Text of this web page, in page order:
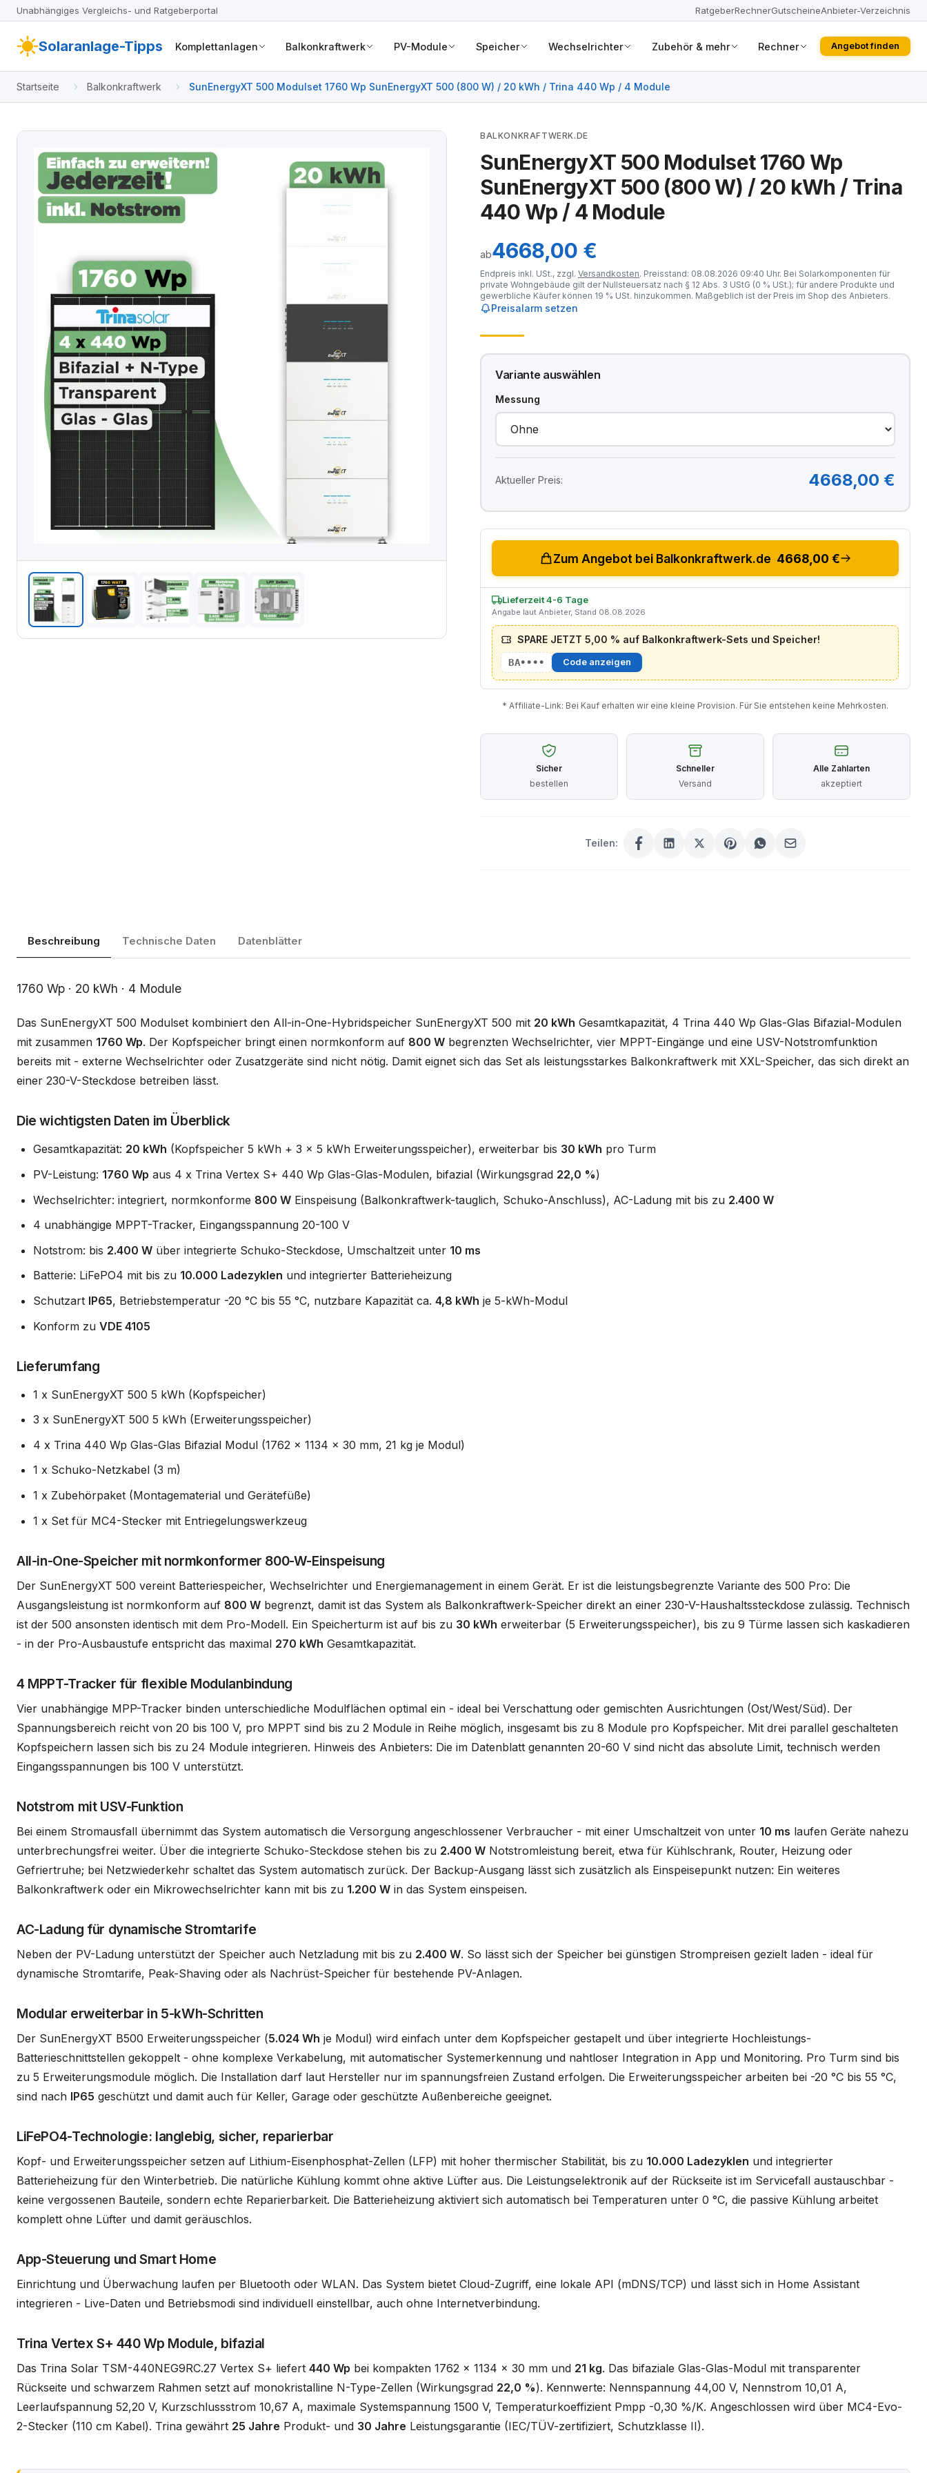
Unabhängiges Vergleichs- und Ratgeberportal RatgeberRechnerGutscheineAnbieter-Verzeichnis
Solaranlage-Tipps Komplettanlagen Balkonkraftwerk PV-Module Speicher Wechselrichter Zubehör & mehr Rechner Angebot finden
Startseite Balkonkraftwerk SunEnergyXT 500 Modulset 1760 Wp SunEnergyXT 500 (800 W) / 20 kWh / Trina 440 Wp / 4 Module
BALKONKRAFTWERK.DE
SunEnergyXT 500 Modulset 1760 Wp
SunEnergyXT 500 (800 W) / 20 kWh / Trina
440 Wp / 4 Module
ab4668,00 €
Endpreis inkl. USt., zzgl. Versandkosten. Preisstand: 08.08.2026 09:40 Uhr. Bei Solarkomponenten für
private Wohngebäude gilt der Nullsteuersatz nach § 12 Abs. 3 UStG (0 % USt.); für andere Produkte und
gewerbliche Käufer können 19 % USt. hinzukommen. Maßgeblich ist der Preis im Shop des Anbieters.
Preisalarm setzen
Variante auswählen
Messung
Aktueller Preis: 4668,00 €
Zum Angebot bei Balkonkraftwerk.de 4668,00 €
Lieferzeit 4-6 Tage
Angabe laut Anbieter, Stand 08.08.2026
SPARE JETZT 5,00 % auf Balkonkraftwerk-Sets und Speicher!
BA•••• Code anzeigen
* Affiliate-Link: Bei Kauf erhalten wir eine kleine Provision. Für Sie entstehen keine Mehrkosten.
Sicher
bestellen
Schneller
Versand
Alle Zahlarten
akzeptiert
Teilen:
Beschreibung Technische Daten Datenblätter
Beschreibung
1760 Wp · 20 kWh · 4 Module
Das SunEnergyXT 500 Modulset kombiniert den All-in-One-Hybridspeicher SunEnergyXT 500 mit 20 kWh Gesamtkapazität, 4 Trina 440 Wp Glas-Glas Bifazial-Modulen
mit zusammen 1760 Wp. Der Kopfspeicher bringt einen normkonform auf 800 W begrenzten Wechselrichter, vier MPPT-Eingänge und eine USV-Notstromfunktion
bereits mit - externe Wechselrichter oder Zusatzgeräte sind nicht nötig. Damit eignet sich das Set als leistungsstarkes Balkonkraftwerk mit XXL-Speicher, das sich direkt an
einer 230-V-Steckdose betreiben lässt.
Die wichtigsten Daten im Überblick
Gesamtkapazität: 20 kWh (Kopfspeicher 5 kWh + 3 x 5 kWh Erweiterungsspeicher), erweiterbar bis 30 kWh pro Turm
PV-Leistung: 1760 Wp aus 4 x Trina Vertex S+ 440 Wp Glas-Glas-Modulen, bifazial (Wirkungsgrad 22,0 %)
Wechselrichter: integriert, normkonforme 800 W Einspeisung (Balkonkraftwerk-tauglich, Schuko-Anschluss), AC-Ladung mit bis zu 2.400 W
4 unabhängige MPPT-Tracker, Eingangsspannung 20-100 V
Notstrom: bis 2.400 W über integrierte Schuko-Steckdose, Umschaltzeit unter 10 ms
Batterie: LiFePO4 mit bis zu 10.000 Ladezyklen und integrierter Batterieheizung
Schutzart IP65, Betriebstemperatur -20 °C bis 55 °C, nutzbare Kapazität ca. 4,8 kWh je 5-kWh-Modul
Konform zu VDE 4105
Lieferumfang
1 x SunEnergyXT 500 5 kWh (Kopfspeicher)
3 x SunEnergyXT 500 5 kWh (Erweiterungsspeicher)
4 x Trina 440 Wp Glas-Glas Bifazial Modul (1762 x 1134 x 30 mm, 21 kg je Modul)
1 x Schuko-Netzkabel (3 m)
1 x Zubehörpaket (Montagematerial und Gerätefüße)
1 x Set für MC4-Stecker mit Entriegelungswerkzeug
All-in-One-Speicher mit normkonformer 800-W-Einspeisung
Der SunEnergyXT 500 vereint Batteriespeicher, Wechselrichter und Energiemanagement in einem Gerät. Er ist die leistungsbegrenzte Variante des 500 Pro: Die
Ausgangsleistung ist normkonform auf 800 W begrenzt, damit ist das System als Balkonkraftwerk-Speicher direkt an einer 230-V-Haushaltssteckdose zulässig. Technisch
ist der 500 ansonsten identisch mit dem Pro-Modell. Ein Speicherturm ist auf bis zu 30 kWh erweiterbar (5 Erweiterungsspeicher), bis zu 9 Türme lassen sich kaskadieren
- in der Pro-Ausbaustufe entspricht das maximal 270 kWh Gesamtkapazität.
4 MPPT-Tracker für flexible Modulanbindung
Vier unabhängige MPP-Tracker binden unterschiedliche Modulflächen optimal ein - ideal bei Verschattung oder gemischten Ausrichtungen (Ost/West/Süd). Der
Spannungsbereich reicht von 20 bis 100 V, pro MPPT sind bis zu 2 Module in Reihe möglich, insgesamt bis zu 8 Module pro Kopfspeicher. Mit drei parallel geschalteten
Kopfspeichern lassen sich bis zu 24 Module integrieren. Hinweis des Anbieters: Die im Datenblatt genannten 20-60 V sind nicht das absolute Limit, technisch werden
Eingangsspannungen bis 100 V unterstützt.
Notstrom mit USV-Funktion
Bei einem Stromausfall übernimmt das System automatisch die Versorgung angeschlossener Verbraucher - mit einer Umschaltzeit von unter 10 ms laufen Geräte nahezu
unterbrechungsfrei weiter. Über die integrierte Schuko-Steckdose stehen bis zu 2.400 W Notstromleistung bereit, etwa für Kühlschrank, Router, Heizung oder
Gefriertruhe; bei Netzwiederkehr schaltet das System automatisch zurück. Der Backup-Ausgang lässt sich zusätzlich als Einspeisepunkt nutzen: Ein weiteres
Balkonkraftwerk oder ein Mikrowechselrichter kann mit bis zu 1.200 W in das System einspeisen.
AC-Ladung für dynamische Stromtarife
Neben der PV-Ladung unterstützt der Speicher auch Netzladung mit bis zu 2.400 W. So lässt sich der Speicher bei günstigen Strompreisen gezielt laden - ideal für
dynamische Stromtarife, Peak-Shaving oder als Nachrüst-Speicher für bestehende PV-Anlagen.
Modular erweiterbar in 5-kWh-Schritten
Der SunEnergyXT B500 Erweiterungsspeicher (5.024 Wh je Modul) wird einfach unter dem Kopfspeicher gestapelt und über integrierte Hochleistungs-
Batterieschnittstellen gekoppelt - ohne komplexe Verkabelung, mit automatischer Systemerkennung und nahtloser Integration in App und Monitoring. Pro Turm sind bis
zu 5 Erweiterungsmodule möglich. Die Installation darf laut Hersteller nur im spannungsfreien Zustand erfolgen. Die Erweiterungsspeicher arbeiten bei -20 °C bis 55 °C,
sind nach IP65 geschützt und damit auch für Keller, Garage oder geschützte Außenbereiche geeignet.
LiFePO4-Technologie: langlebig, sicher, reparierbar
Kopf- und Erweiterungsspeicher setzen auf Lithium-Eisenphosphat-Zellen (LFP) mit hoher thermischer Stabilität, bis zu 10.000 Ladezyklen und integrierter
Batterieheizung für den Winterbetrieb. Die natürliche Kühlung kommt ohne aktive Lüfter aus. Die Leistungselektronik auf der Rückseite ist im Servicefall austauschbar -
keine vergossenen Bauteile, sondern echte Reparierbarkeit. Die Batterieheizung aktiviert sich automatisch bei Temperaturen unter 0 °C, die passive Kühlung arbeitet
komplett ohne Lüfter und damit geräuschlos.
App-Steuerung und Smart Home
Einrichtung und Überwachung laufen per Bluetooth oder WLAN. Das System bietet Cloud-Zugriff, eine lokale API (mDNS/TCP) und lässt sich in Home Assistant
integrieren - Live-Daten und Betriebsmodi sind individuell einstellbar, auch ohne Internetverbindung.
Trina Vertex S+ 440 Wp Module, bifazial
Das Trina Solar TSM-440NEG9RC.27 Vertex S+ liefert 440 Wp bei kompakten 1762 x 1134 x 30 mm und 21 kg. Das bifaziale Glas-Glas-Modul mit transparenter
Rückseite und schwarzem Rahmen setzt auf monokristalline N-Type-Zellen (Wirkungsgrad 22,0 %). Kennwerte: Nennspannung 44,00 V, Nennstrom 10,01 A,
Leerlaufspannung 52,20 V, Kurzschlussstrom 10,67 A, maximale Systemspannung 1500 V, Temperaturkoeffizient Pmpp -0,30 %/K. Angeschlossen wird über MC4-Evo-
2-Stecker (110 cm Kabel). Trina gewährt 25 Jahre Produkt- und 30 Jahre Leistungsgarantie (IEC/TÜV-zertifiziert, Schutzklasse II).